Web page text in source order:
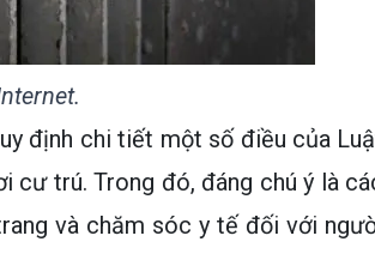
định chi tiết một số điều của
cư trú. Trong đó, đáng chú ý là
và chăm sóc y tế đối với